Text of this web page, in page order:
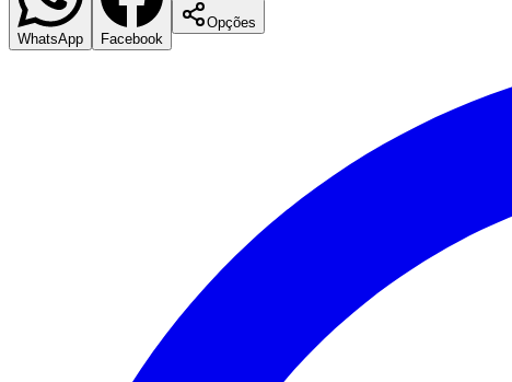
WhatsApp Facebook
Opções